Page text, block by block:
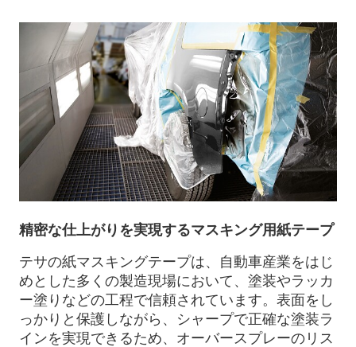
精密な仕上がりを実現するマスキング用紙テープ
テサの紙マスキングテープは、自動車産業をはじ
めとした多くの製造現場において、塗装やラッカ
ー塗りなどの工程で信頼されています。表面をし
っかりと保護しながら、シャープで正確な塗装ラ
インを実現できるため、オーバースプレーのリス